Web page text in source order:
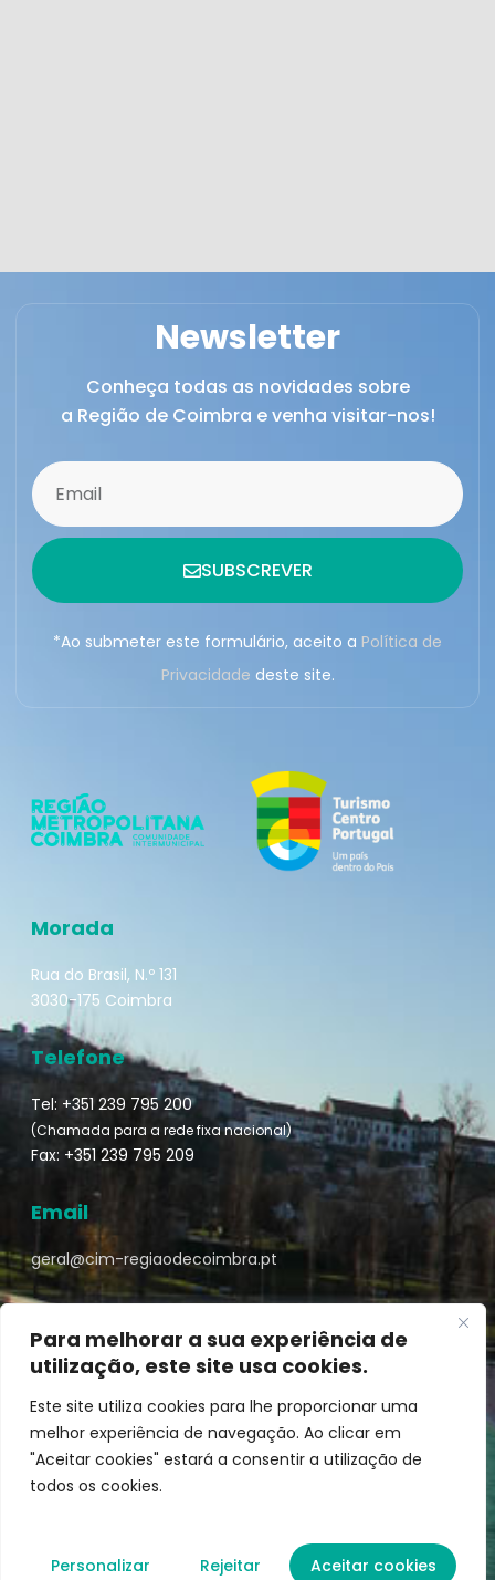
Para melhorar a sua experiência de
utilização, este site usa cookies.
Este site utiliza cookies para lhe proporcionar uma
melhor experiência de navegação. Ao clicar em
"Aceitar cookies" estará a consentir a utilização de
todos os cookies.
Personalizar Rejeitar Aceitar cookies
Newsletter
Conheça todas as novidades sobre
a Região de Coimbra e venha visitar-nos!
SUBSCREVER
*Ao submeter este formulário, aceito a Política de
Privacidade deste site.
Morada
Rua do Brasil, N.º 131
3030-175 Coimbra
Telefone
Tel: +351 239 795 200
(Chamada para a rede fixa nacional)
Fax: +351 239 795 209
Email
geral@cim-regiaodecoimbra.pt
Turismo de Coimbra © || Desenvolvido por